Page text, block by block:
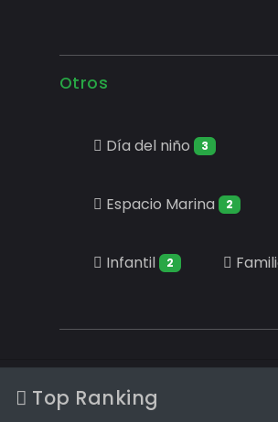
Otros
Día del niño 3
Espacio Marina 2
Infantil 2
Top Ranking